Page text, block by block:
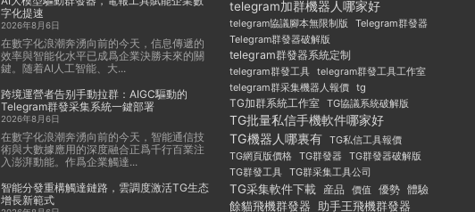
字化提速
2026年8月6日
在數字化浪潮奔湧向前的今天，信息傳遞的
效率與智能化水平已成爲企業決勝未來的關
鍵。随着AI人工智能、大...
跨境運營者告别手動拉群：AIGC驅動的
Telegram群發采集系統一鍵部署
2026年8月6日
在數字化浪潮奔湧向前的今天，智能通信技
術與大數據應用的深度融合正爲千行百業注
入澎湃動能。作爲企業觸達...
智能分發重構觸達鏈路，雲調度激活TG生态
增長新範式
telegram加群機器人哪家好
telegram協議腳本無限制版
Telegram群發器
Telegram群發器破解版
telegram群發器系統定制
telegram群發工具 telegram群發工具工作室
telegram群采集機器人報價 tg
TG加群系統工作室 TG協議系統破解版
TG批量私信手機軟件哪家好
TG機器人哪裏有
TG私信工具報價
TG網頁版價格
TG群發器
TG群發器破解版
TG群發工具 TG群采集工具公司
TG采集軟件下載 産品 價值 優勢 體驗
餘貓飛機群發器 助手王飛機群發器